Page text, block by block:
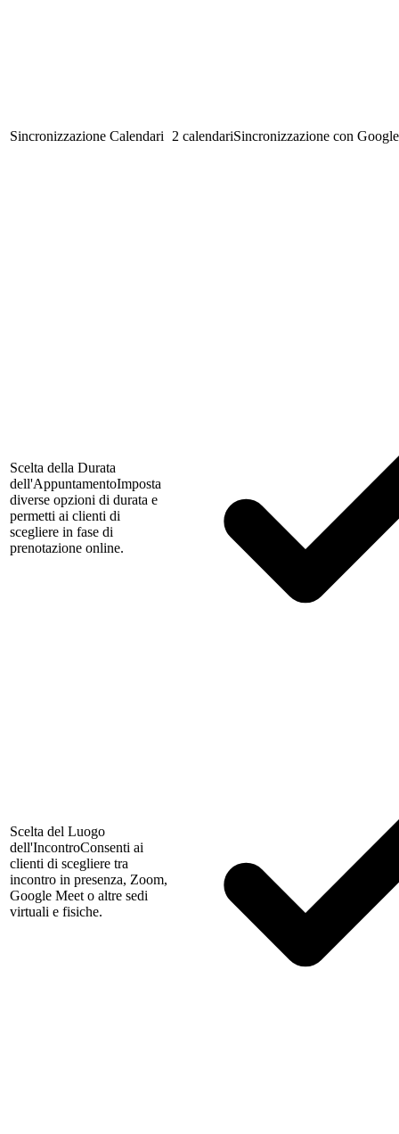
Sincronizzazione Calendari 2 calendariSincronizzazione con
Scelta della Durata
dell'AppuntamentoImposta
diverse opzioni di durata e
permetti ai clienti di
scegliere in fase di
prenotazione online.
Scelta del Luogo
dell'IncontroConsenti ai
clienti di scegliere tra
incontro in presenza, Zoom,
Google Meet o altre sedi
virtuali e fisiche.